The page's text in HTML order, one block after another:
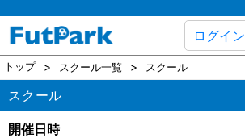
ログイン
トップ スクール一覧 スクール
スクール
開催日時